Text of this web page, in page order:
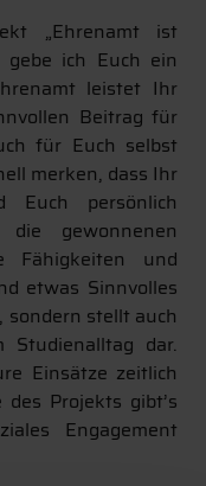
„Ehrenamt ist
gebe ich Euch ein
leistet Ihr
Beitrag für
für Euch selbst
merken, dass Ihr
Euch persönlich
gewonnenen
Fähigkeiten und
etwas Sinnvolles
stellt auch
Studienalltag dar.
Einsätze zeitlich
Projekts gibt’s
Engagement